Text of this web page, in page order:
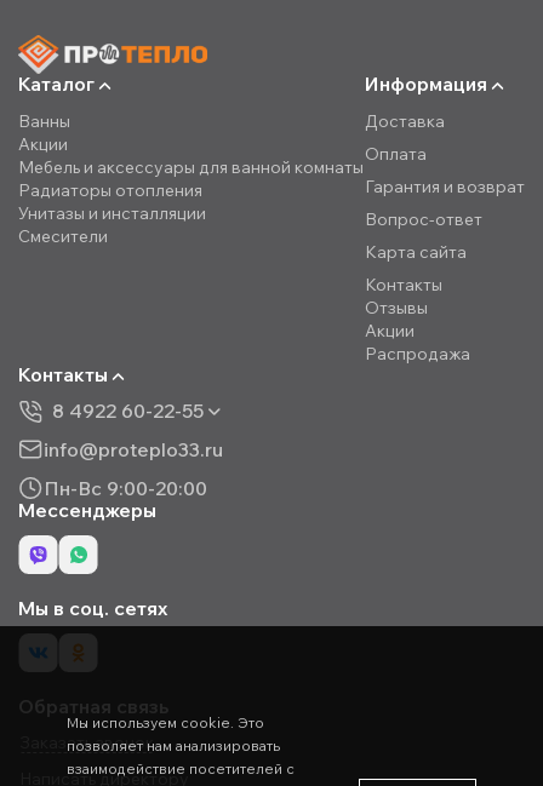
Каталог
Ванны
Акции
Мебель и аксессуары для ванной комнаты
Радиаторы отопления
Унитазы и инсталляции
Смесители
Информация
Доставка
Оплата
Гарантия и возврат
Вопрос-ответ
Карта сайта
Контакты
Отзывы
Акции
Распродажа
Контакты
8 4922 60-22-55
info@proteplo33.ru
Пн-Вс 9:00-20:00
Мессенджеры
Мы в соц. сетях
Обратная связь
Заказать звонок
Написать директору
Мы используем cookie. Это
позволяет нам анализировать
взаимодействие посетителей с